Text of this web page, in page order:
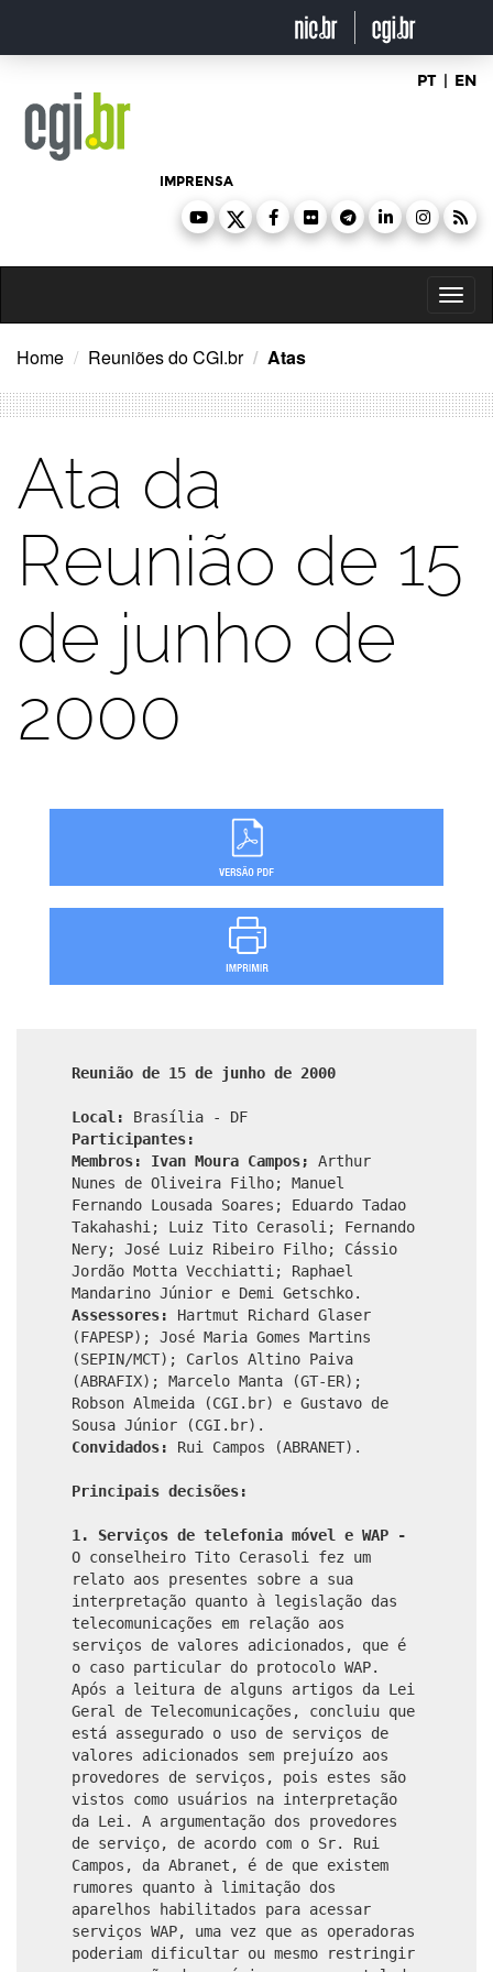
o
PT | EN
IMPRENSA
Home Reuniões do CGI.br Atas
Ata da
Reunião de 15
de junho de
2000
Reunião de 15 de junho de 2000
Local:
Brasília - DF
Participantes:
Membros: Ivan Moura Campos;
Arthur
Nunes de Oliveira Filho; Manuel
Fernando Lousada Soares; Eduardo Tadao
Takahashi; Luiz Tito Cerasoli; Fernando
Nery; José Luiz Ribeiro Filho; Cássio
Jordão Motta Vecchiatti; Raphael
Mandarino Júnior e Demi Getschko.
Assessores:
Hartmut Richard Glaser
(FAPESP); José Maria Gomes Martins
(SEPIN/MCT); Carlos Altino Paiva
(ABRAFIX); Marcelo Manta (GT-ER);
Robson Almeida (CGI.br) e Gustavo de
Sousa Júnior (CGI.br).
Convidados:
Rui Campos (ABRANET).
Principais decisões:
1. Serviços de telefonia móvel e WAP -
O conselheiro Tito Cerasoli fez um
relato aos presentes sobre a sua
interpretação quanto à legislação das
telecomunicações em relação aos
serviços de valores adicionados, que é
o caso particular do protocolo WAP.
Após a leitura de alguns artigos da Lei
Geral de Telecomunicações, concluiu que
está assegurado o uso de serviços de
valores adicionados sem prejuízo aos
provedores de serviços, pois estes são
vistos como usuários na interpretação
da Lei. A argumentação dos provedores
de serviço, de acordo com o Sr. Rui
Campos, da Abranet, é de que existem
rumores quanto à limitação dos
aparelhos habilitados para acessar
serviços WAP, uma vez que as operadoras
poderiam dificultar ou mesmo restringir